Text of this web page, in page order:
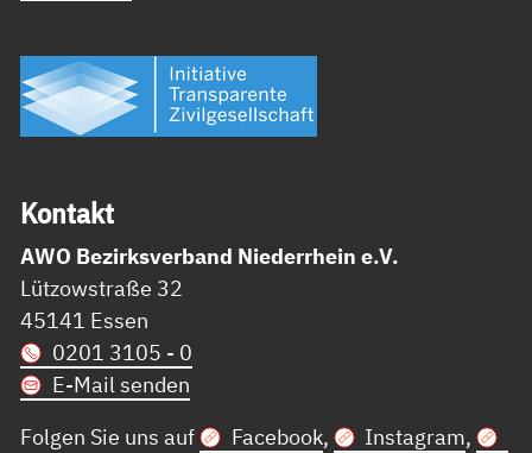
Kon­takt
AWO Bezirksverband Niederrhein e.V.
Lützowstraße 32
45141 Essen
0201 3105 - 0
E-Mail senden
Folgen Sie uns auf
Facebook, Instagram,